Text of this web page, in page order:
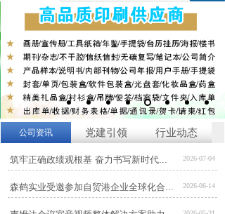
公司资讯 党建引领 行业动态
筑牢正确政绩观根基 奋力书写新时代... 2026-07-04
森鹤实业受邀参加自贸港企业全球化合... 2026-06-14